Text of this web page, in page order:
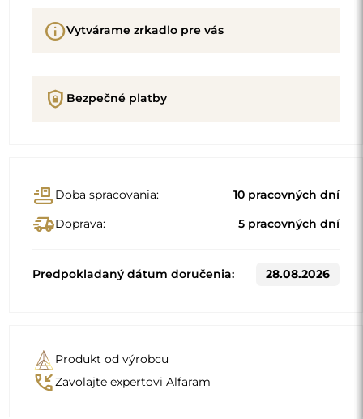
infoVytvárame zrkadlo pre vás
shield_lock Bezpečné platby
conveyor_beltDoba spracovania: 10 pracovných dní
delivery_truck_speedDoprava: 5 pracovných dní
Predpokladaný dátum doručenia: 28.08.2026
Produkt od výrobcu
phone_callbackZavolajte expertovi Alfaram